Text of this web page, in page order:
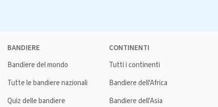
BANDIERE
Bandiere del mondo
Tutte le bandiere nazionali
Quiz delle bandiere
CONTINENTI
Tutti i continenti
Bandiere dell'Africa
Bandiere dell'Asia